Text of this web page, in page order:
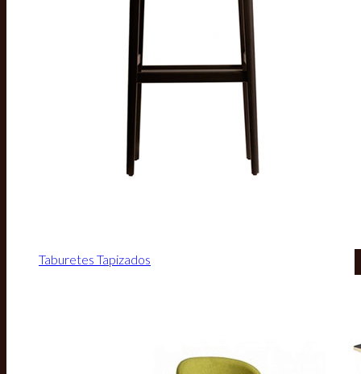
Taburetes Tapizados